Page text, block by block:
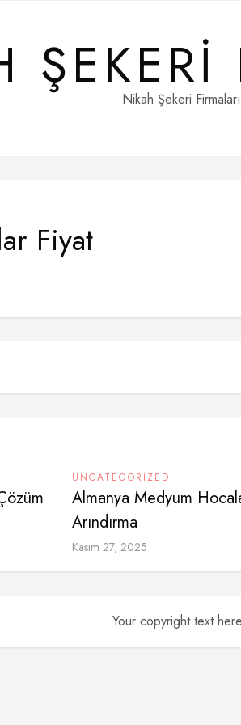
ŞEKERI
Nikah Şekeri Firmaları
Fiyat
UNCATEGORIZED
Almanya Medyum
Arındırma
Kasım 27, 2025
Your copyright text